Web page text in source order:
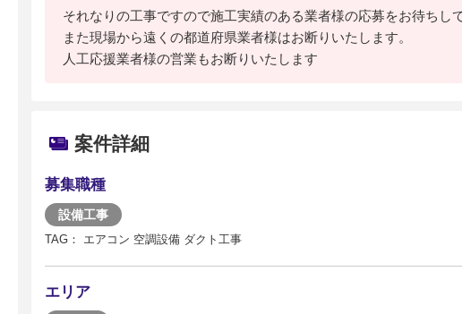
それなりの工事ですので施工実績のある業者様の応募をお待ちして
また現場から遠くの都道府県業者様はお断りいたします。
人工応援業者様の営業もお断りいたします
案件詳細
募集職種
設備工事
TAG： エアコン 空調設備 ダクト工事
エリア